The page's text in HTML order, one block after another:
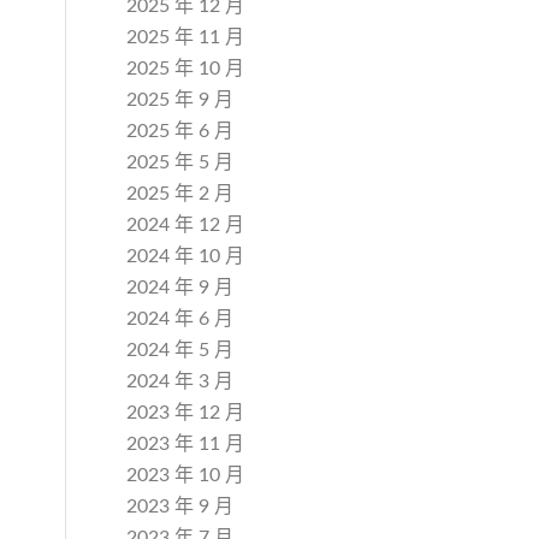
2025 年 12 月
2025 年 11 月
2025 年 10 月
2025 年 9 月
2025 年 6 月
2025 年 5 月
2025 年 2 月
2024 年 12 月
2024 年 10 月
2024 年 9 月
2024 年 6 月
2024 年 5 月
2024 年 3 月
2023 年 12 月
2023 年 11 月
2023 年 10 月
2023 年 9 月